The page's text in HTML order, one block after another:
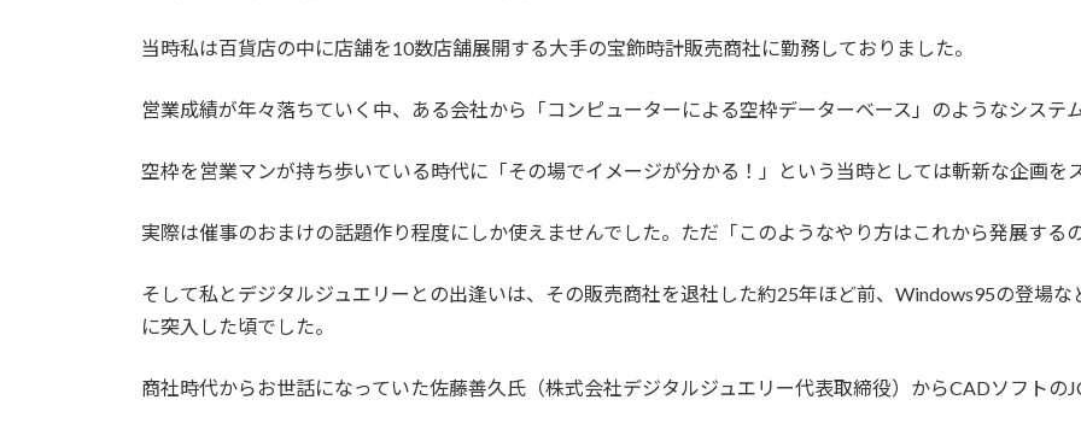
当時私は百貨店の中に店舗を10数店舗展開する大手の宝飾時計販売商社に勤務しておりました。
営業成績が年々落ちていく中、ある会社から「コンピューターによる空枠データーベース」のようなシステ
空枠を営業マンが持ち歩いている時代に「その場でイメージが分かる！」という当時としては斬新な企画を
実際は催事のおまけの話題作り程度にしか使えませんでした。ただ「このようなやり方はこれから発展する
そして私とデジタルジュエリーとの出逢いは、その販売商社を退社した約25年ほど前、Windows95の登場
に突入した頃でした。
商社時代からお世話になっていた佐藤善久氏（株式会社デジタルジュエリー代表取締役）からCADソフトの